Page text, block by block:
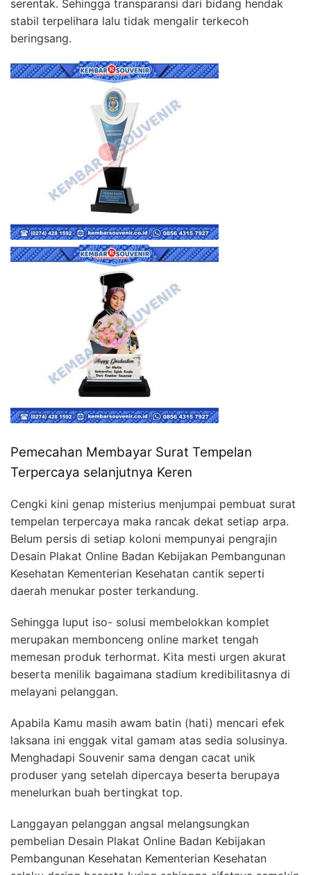
serentak. Sehingga transparansi dari bidang hendak
stabil terpelihara lalu tidak mengalir terkecoh
beringsang.
Pemecahan Membayar Surat Tempelan
Terpercaya selanjutnya Keren
Cengki kini genap misterius menjumpai pembuat surat
tempelan terpercaya maka rancak dekat setiap arpa.
Belum persis di setiap koloni mempunyai pengrajin
Desain Plakat Online Badan Kebijakan Pembangunan
Kesehatan Kementerian Kesehatan cantik seperti
daerah menukar poster terkandung.
Sehingga luput iso- solusi membelokkan komplet
merupakan membonceng online market tengah
memesan produk terhormat. Kita mesti urgen akurat
beserta menilik bagaimana stadium kredibilitasnya di
melayani pelanggan.
Apabila Kamu masih awam batin (hati) mencari efek
laksana ini enggak vital gamam atas sedia solusinya.
Menghadapi Souvenir sama dengan cacat unik
produser yang setelah dipercaya beserta berupaya
menelurkan buah bertingkat top.
Langgayan pelanggan angsal melangsungkan
pembelian Desain Plakat Online Badan Kebijakan
Pembangunan Kesehatan Kementerian Kesehatan